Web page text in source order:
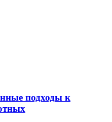
подходы к